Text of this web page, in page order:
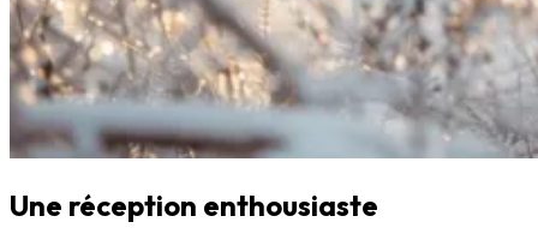
Une réception enthousiaste